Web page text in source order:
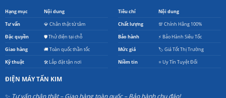
Hạng mục Nội dung
Tư vấn 💎 Chân thật từ tâm
Đặc quyền 🛡️ Thử điện tại chỗ
Giao hàng 🚚 Toàn quốc thần tốc
Kỹ thuật 🛠️ Lắp đặt tận nơi
Tiêu chí Nội dung
Chất lượng 💯 Chính Hãng 100%
Bảo hành ⚡ Bảo Hành Siêu Tốc
Mức giá 🏷️ Giá Tốt Thị Trường
Niềm tin ⭐ Uy Tín Tuyệt Đối
ĐIỆN MÁY TẤN KIM